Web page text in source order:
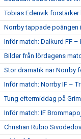
Tobias Edenvik
Norrby tappade poängen
Inför match: Dalkurd FF –
Bilder från lördagens
Stor dramatik när Norrby
Inför match: Norrby IF –
Tung eftermiddag på
Inför match: IF
Christian Rubio